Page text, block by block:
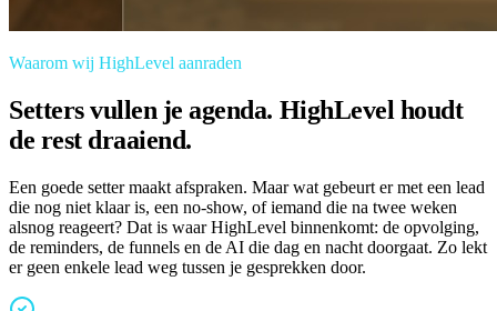
Waarom wij HighLevel aanraden
Setters vullen je agenda. HighLevel houdt
de rest draaiend.
Een goede setter maakt afspraken. Maar wat gebeurt er met een lead
die nog niet klaar is, een no-show, of iemand die na twee weken
alsnog reageert? Dat is waar HighLevel binnenkomt: de opvolging,
de reminders, de funnels en de AI die dag en nacht doorgaat. Zo lekt
er geen enkele lead weg tussen je gesprekken door.